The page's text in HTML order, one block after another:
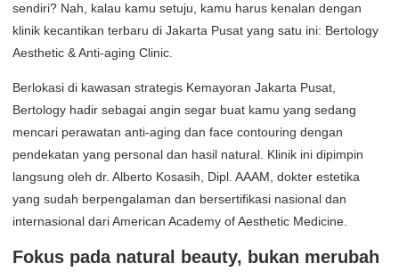
sendiri? Nah, kalau kamu setuju, kamu harus kenalan dengan
klinik kecantikan terbaru di Jakarta Pusat yang satu ini: Bertology
Aesthetic & Anti-aging Clinic.
Berlokasi di kawasan strategis Kemayoran Jakarta Pusat,
Bertology hadir sebagai angin segar buat kamu yang sedang
mencari perawatan anti-aging dan face contouring dengan
pendekatan yang personal dan hasil natural. Klinik ini dipimpin
langsung oleh dr. Alberto Kosasih, Dipl. AAAM, dokter estetika
yang sudah berpengalaman dan bersertifikasi nasional dan
internasional dari American Academy of Aesthetic Medicine.
Fokus pada natural beauty, bukan merubah